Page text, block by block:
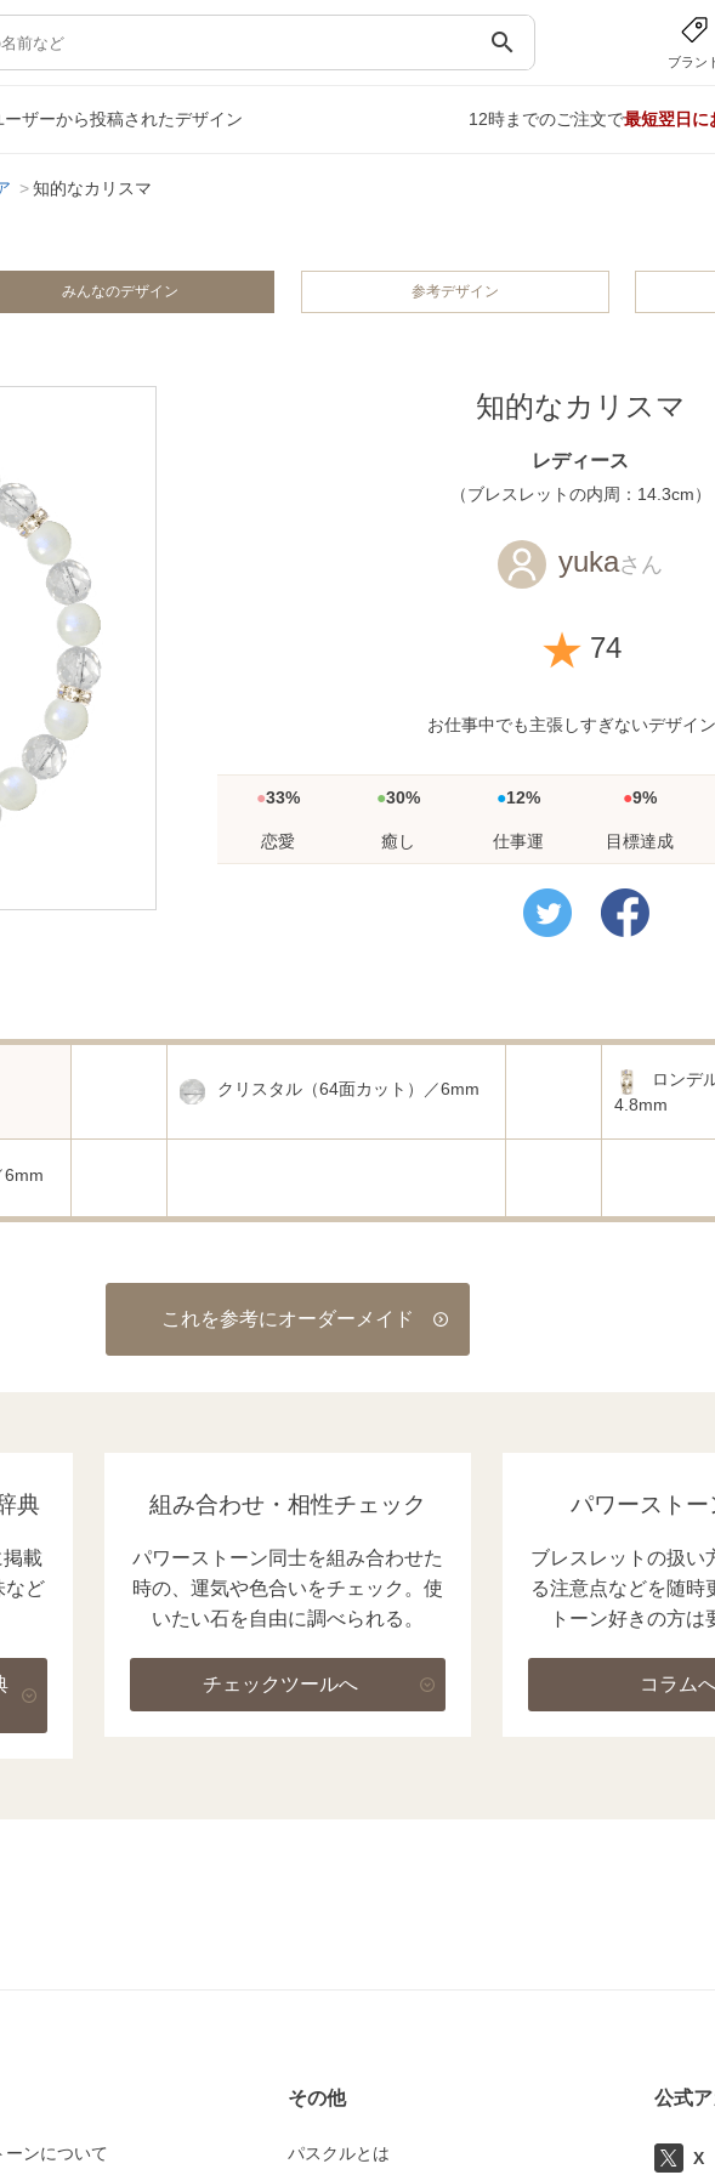
search
ブラン
ザーから投稿されたデザイン 12時までのご注文で最短翌日に
知的なカリスマ
みんなのデザイン 参考デザイン
知的なカリスマ
レディース
（ブレスレットの内周：14.3cm）
yukaさん
★ 74
お仕事中でも主張しすぎないデザイン
33% 30% 12% 9%
恋愛 癒し 仕事運 目標達成
クリスタル（64面カット）／6mm
ロンデ
4.8mm
6mm
これを参考にオーダーメイド
典
載
など
組み合わせ・相性チェック
パワーストーン同士を組み合わせた
時の、運気や色合いをチェック。使
いたい石を自由に調べられる。
チェックツールへ
パワーストー
ブレスレットの扱い
る注意点などを随時
トーン好きの方は
コラム
ーンについて
その他
パスクルとは
公式
X